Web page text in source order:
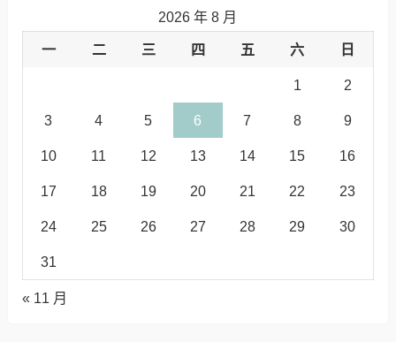
2026 年 8 月
一 二 三 四 五 六 日
1 2
3 4 5 6 7 8 9
10 11 12 13 14 15 16
17 18 19 20 21 22 23
24 25 26 27 28 29 30
31
« 11 月